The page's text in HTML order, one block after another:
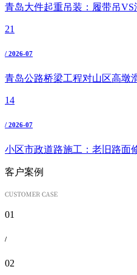
青岛大件起重吊装：履带吊VS
21
/ 2026-07
青岛公路桥梁工程对山区高墩
14
/ 2026-07
小区市政道路施工：老旧路面
客户案例
01
/
02